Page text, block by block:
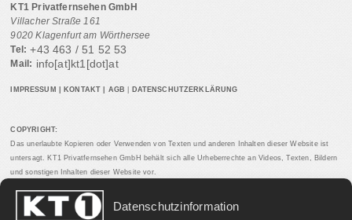
Datenschutzinformation
KT1 Privatfernsehen GmbH
Villacher Straße 161
9020 Klagenfurt am Wörthersee
Tel: +43 463 / 51 52 53
Mail: info[at]kt1[dot]at
IMPRESSUM KONTAKT AGB DATENSCHUTZERKLÄRUNG
COPYRIGHT:
Das unerlaubte Kopieren oder Verwenden von Texten und anderen Inhalten dieser Website ist
untersagt. KT1 Privatfernsehen GmbH behält sich alle Urheberrechte an Videos, Texten, Bildern
und sonstigen Inhalten dieser Website vor.
PARTNERLINKS: